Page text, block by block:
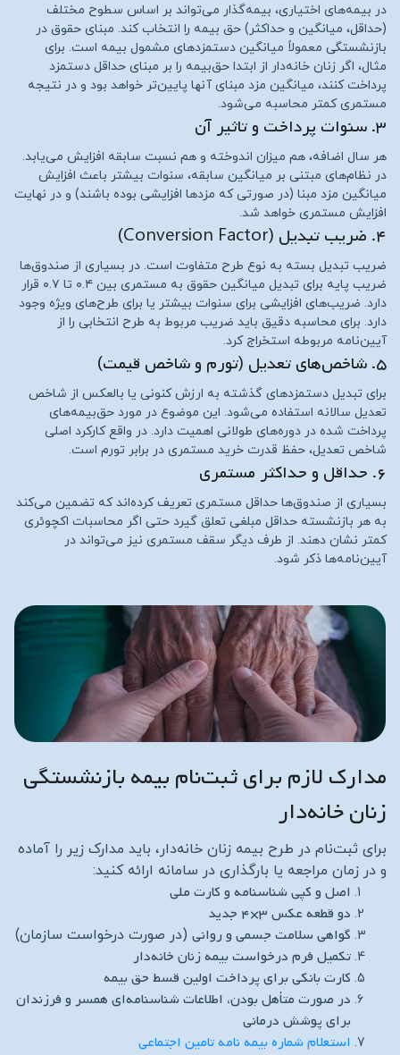
در بیمه‌های اختیاری، بیمه‌گذار می‌تواند بر اساس سطوح مختلف
(حداقل، میانگین و حداکثر) حق بیمه را انتخاب کند. مبنای حقوق در
بازنشستگی معمولاً میانگین دستمزدهای مشمول بیمه است. برای
مثال، اگر زنان خانه‌دار از ابتدا حق‌بیمه را بر مبنای حداقل دستمزد
پرداخت کنند، میانگین مزد مبنای آنها پایین‌تر خواهد بود و در نتیجه
مستمری کمتر محاسبه می‌شود.
۳. سنوات پرداخت و تاثیر آن
هر سال اضافه، هم میزان اندوخته و هم نسبت سابقه افزایش می‌یابد.
در نظام‌های مبتنی بر میانگین سابقه، سنوات بیشتر باعث افزایش
میانگین مزد مبنا (در صورتی که مزدها افزایشی بوده باشند) و در نهایت
افزایش مستمری خواهد شد.
۴. ضریب تبدیل (Conversion Factor)
ضریب تبدیل بسته به نوع طرح متفاوت است. در بسیاری از صندوق‌ها
ضریب پایه برای تبدیل میانگین حقوق به مستمری بین ۰.۴ تا ۰.۷ قرار
دارد. ضریب‌های افزایشی برای سنوات بیشتر یا برای طرح‌های ویژه وجود
دارد. برای محاسبه دقیق باید ضریب مربوط به طرح انتخابی را از
آیین‌نامه مربوطه استخراج کرد.
۵. شاخص‌های تعدیل (تورم و شاخص قیمت)
برای تبدیل دستمزدهای گذشته به ارزش کنونی یا بالعکس از شاخص
تعدیل سالانه استفاده می‌شود. این موضوع در مورد حق‌بیمه‌های
پرداخت شده در دوره‌های طولانی اهمیت دارد. در واقع کارکرد اصلی
شاخص تعدیل، حفظ قدرت خرید مستمری در برابر تورم است.
۶. حداقل و حداکثر مستمری
بسیاری از صندوق‌ها حداقل مستمری تعریف کرده‌اند که تضمین می‌کند
به هر بازنشسته حداقل مبلغی تعلق گیرد حتی اگر محاسبات اکچوئری
کمتر نشان دهند. از طرف دیگر سقف مستمری نیز می‌تواند در
آیین‌نامه‌ها ذکر شود.
مدارک لازم برای ثبت‌نام بیمه بازنشستگی
زنان خانه‌دار
برای ثبت‌نام در طرح بیمه زنان خانه‌دار، باید مدارک زیر را آماده
و در زمان مراجعه یا بارگذاری در سامانه ارائه کنید:
اصل و کپی شناسنامه و کارت ملی
دو قطعه عکس ۳×۴ جدید
گواهی سلامت جسمی و روانی (در صورت درخواست سازمان)
تکمیل فرم درخواست بیمه زنان خانه‌دار
کارت بانکی برای پرداخت اولین قسط حق بیمه
در صورت متأهل بودن، اطلاعات شناسنامه‌ای همسر و فرزندان
برای پوشش درمانی
استعلام شماره بیمه نامه تامین اجتماعی